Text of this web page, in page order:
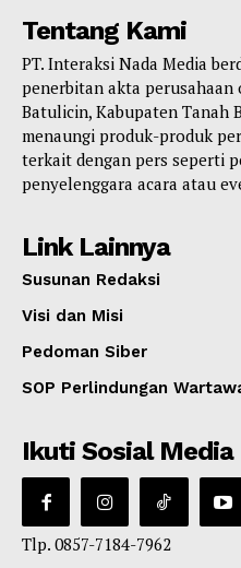
Tentang Kami
PT. Interaksi Nada Media
penerbitan akta perusahaan
Batulicin, Kabupaten Tanah
menaungi produk-produk
terkait dengan pers seperti
penyelenggara acara atau
Link Lainnya
Susunan Redaksi
Visi dan Misi
Pedoman Siber
SOP Perlindungan
Ikuti Sosial Media
Tlp. 0857-7184-7962